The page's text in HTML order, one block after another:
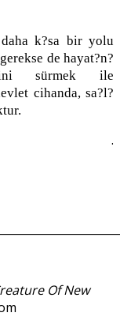
k?sa bir yolu
de hayat?n?
sürmek ile
cihanda, sa?l?
.
Of New